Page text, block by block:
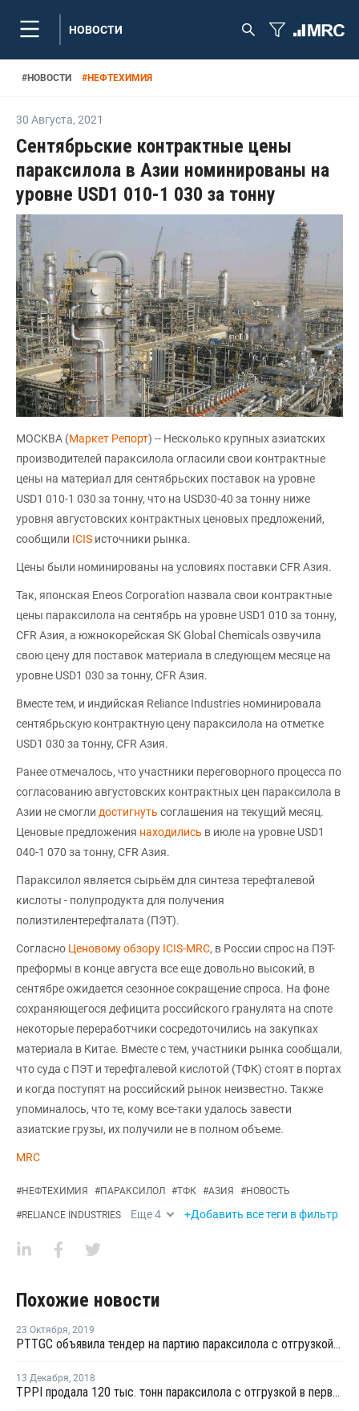
НОВОСТИ
#НОВОСТИ #НЕФТЕХИМИЯ
30 Августа, 2021
Сентябрьские контрактные цены
параксилола в Азии номинированы на
уровне USD1 010-1 030 за тонну
МОСКВА (Маркет Репорт) -- Несколько крупных азиатских
производителей параксилола огласили свои контрактные
цены на материал для сентябрьских поставок на уровне
USD1 010-1 030 за тонну, что на USD30-40 за тонну ниже
уровня августовских контрактных ценовых предложений,
сообщили ICIS источники рынка.
Цены были номинированы на условиях поставки CFR Азия.
Так, японская Eneos Corporation назвала свои контрактные
цены параксилола на сентябрь на уровне USD1 010 за тонну,
CFR Азия, а южнокорейская SK Global Chemicals озвучила
свою цену для поставок материала в следующем месяце на
уровне USD1 030 за тонну, CFR Азия.
Вместе тем, и индийская Reliance Industries номинировала
сентябрьскую контрактную цену параксилола на отметке
USD1 030 за тонну, CFR Азия.
Ранее отмечалось, что участники переговорного процесса по
согласованию августовских контрактных цен параксилола в
Азии не смогли достигнуть соглашения на текущий месяц.
Ценовые предложения находились в июле на уровне USD1
040-1 070 за тонну, CFR Азия.
Параксилол является сырьём для синтеза терефталевой
кислоты - полупродукта для получения
полиэтилентерефталата (ПЭТ).
Согласно Ценовому обзору ICIS-MRC, в России спрос на ПЭТ-
преформы в конце августа все еще довольно высокий, в
сентябре ожидается сезонное сокращение спроса. На фоне
сохраняющегося дефицита российского гранулята на споте
некоторые переработчики сосредоточились на закупках
материала в Китае. Вместе с тем, участники рынка сообщали,
что суда с ПЭТ и терефталевой кислотой (ТФК) стоят в портах
и когда поступят на российский рынок неизвестно. Также
упоминалось, что те, кому все-таки удалось завести
азиатские грузы, их получили не в полном объеме.
MRC
#НЕФТЕХИМИЯ #ПАРАКСИЛОЛ #ТФК #АЗИЯ #НОВОСТЬ
#RELIANCE INDUSTRIES Еще4 +Добавить все теги в фильтр
Похожие новости
23 Октября, 2019
PTTGC объявила тендер на партию параксилола с отгрузкой в конце ноября-начале декабря
13 Декабря, 2018
TPPI продала 120 тыс. тонн параксилола с отгрузкой в первом квартале 2019 года с небольшой надбавкой